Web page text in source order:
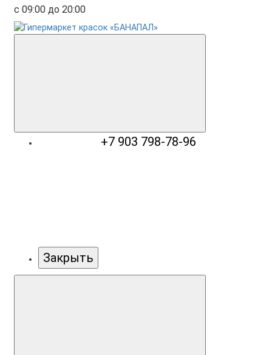
с 09:00 до 20:00
+7 903 798-78-96
Закрыть